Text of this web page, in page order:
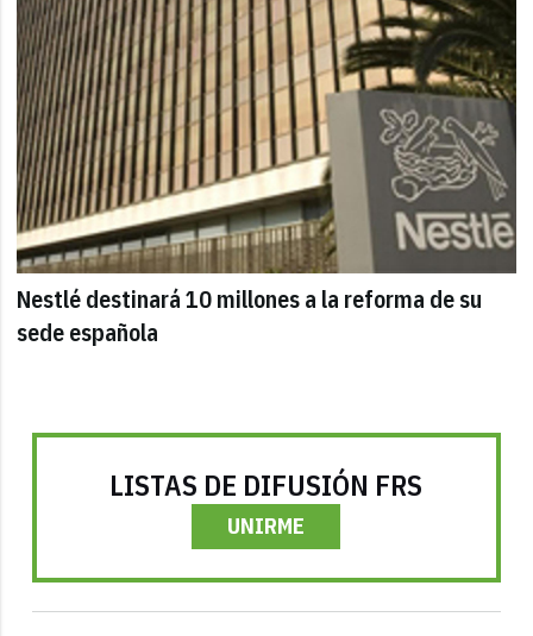
Nestlé destinará 10 millones a la reforma de su
sede española
LISTAS DE DIFUSIÓN FRS
UNIRME